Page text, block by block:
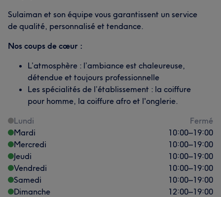
Sulaiman et son équipe vous garantissent un service
de qualité, personnalisé et tendance.
Nos coups de cœur :
L’atmosphère : l’ambiance est chaleureuse,
détendue et toujours professionnelle
Les spécialités de l’établissement : la coiffure
pour homme, la coiffure afro et l'onglerie.
Lundi
Fermé
Mardi
10:00–19:00
Mercredi
10:00–19:00
Jeudi
10:00–19:00
Vendredi
10:00–19:00
Samedi
10:00–19:00
Dimanche
12:00–19:00